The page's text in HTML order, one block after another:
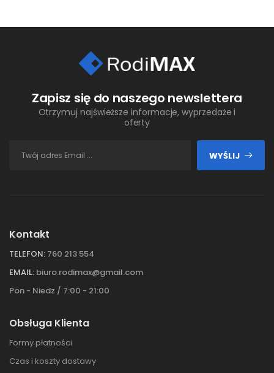
Zapisz się do naszego newslettera
Otrzymuj najświeższe informacje, wyprzedaże i
oferty
WYŚLIJ
Kontakt
TELEFON: 760 213 554
EMAIL: biuro.rodimax@gmail.com
Pon - Niedz / 7:00 - 21:00
Obsługa Klienta
Formy płatności
Czas i koszty dostawy